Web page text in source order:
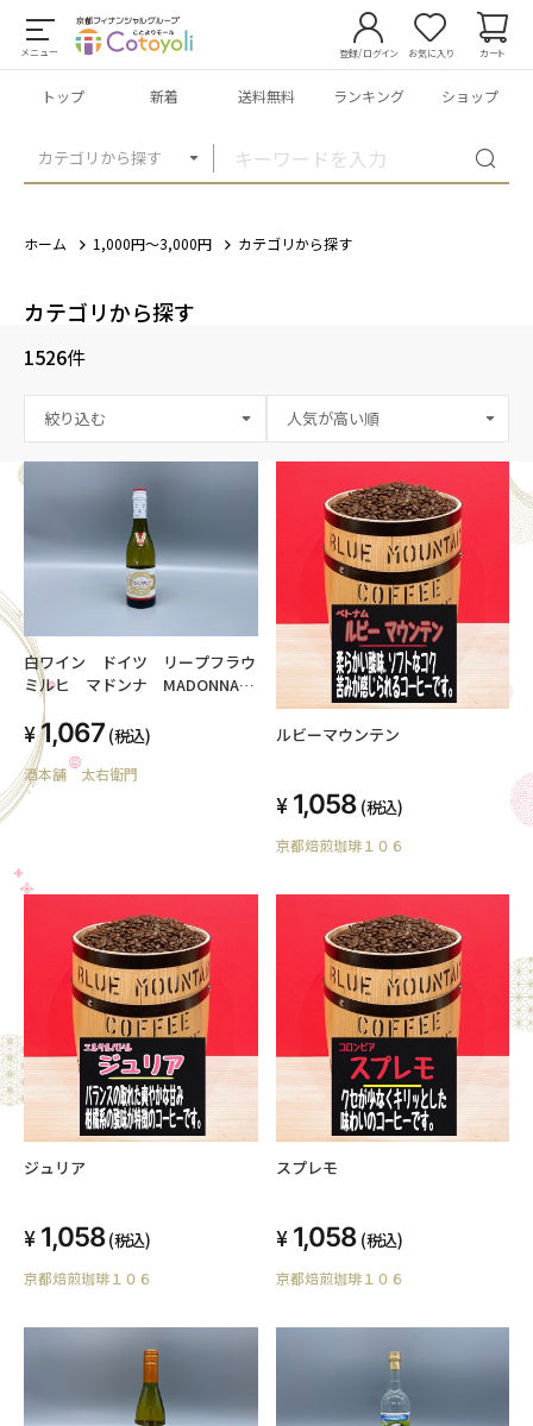
メニュー
カテゴリから探す
登録/ログイン お気に入り カート
トップ 新着 送料無料 ランキング ショップ
ホーム 1,000円～3,000円 カテゴリから探す
カテゴリから探す
1526件
絞り込む
白ワイン ドイツ リープフラウ
ミルヒ マドンナ MADONNA
375ml 9.5度
1,067 (税込)
酒本舗 太右衛門
ルビーマウンテン
1,058 (税込)
京都焙煎珈琲１０６
ジュリア
1,058 (税込)
京都焙煎珈琲１０６
スプレモ
1,058 (税込)
京都焙煎珈琲１０６